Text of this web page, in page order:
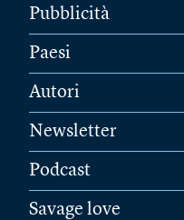
Pubblicità
Paesi
Autori
Newsletter
Podcast
Savage love